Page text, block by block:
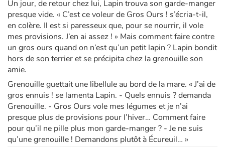
Un jour, de retour chez lui, Lapin trouva son garde-manger
presque vide. « C’est ce voleur de Gros Ours ! s’écria-t-il,
en colère. Il est si paresseux que, pour se nourrir, il vole
mes provisions. J’en ai assez ! » Mais comment faire contre
un gros ours quand on n’est qu’un petit lapin ? Lapin bondit
hors de son terrier et se précipita chez la grenouille son
amie.
Grenouille guettait une libellule au bord de la mare. « J’ai de
gros ennuis ! se lamenta Lapin. - Quels ennuis ? demanda
Grenouille. - Gros Ours vole mes légumes et je n’ai
presque plus de provisions pour l’hiver… Comment faire
pour qu’il ne pille plus mon garde-manger ? - Je ne suis
qu’une grenouille ! Demandons plutôt à Écureuil… »